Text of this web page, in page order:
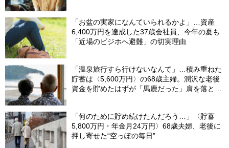
「お盆の実家になんていられるかよ」…資産
6,400万円を達成した37歳会社員、今年の夏も
「近場のビジホへ避難」の切実理由
「温泉旅行すら行けないなんて」…積み重ねた
貯蓄は〈5,600万円〉の68歳主婦。潤沢な老後
資金を貯めたはずが「馬鹿だった」肩を落とす
「何のために貯め続けたんだろう…」〈貯蓄
5,800万円・年金月24万円〉68歳夫婦、老後に
押し寄せた“空っぽの毎日”